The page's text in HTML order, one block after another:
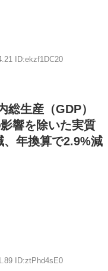
ID:ekzf1DC20
総生産（GDP）
響を除いた実質
年換算で2.9%減
ID:ztPhd4sE0